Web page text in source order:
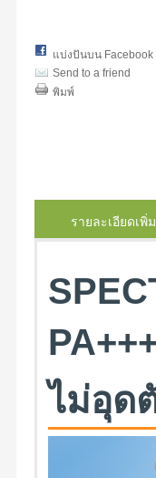
แบ่งปันบน Facebook
Send to a friend
พิมพ์
รายละเอียดเพิ่
ไม่อุด